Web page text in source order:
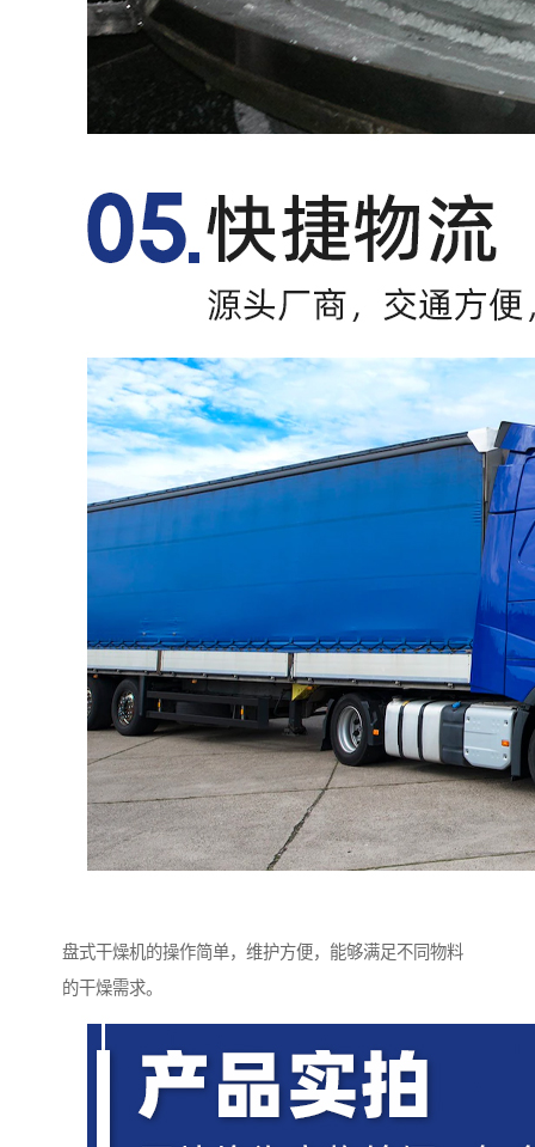
盘式干燥机的操作简单，维护方便，能够满足不同物料
的干燥需求。